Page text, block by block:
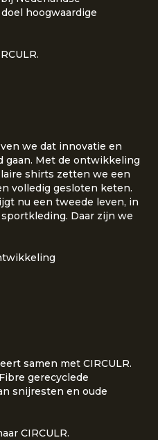
hoogwaardige
we dat innovatie en
gaan. Met de ontwikkeling
shirts zetten we een
volledig gesloten keten.
nu een tweede leven, in
Daar zijn we
samen met CIRCULR.
gerecyclede
snijresten en oude
CIRCULR.